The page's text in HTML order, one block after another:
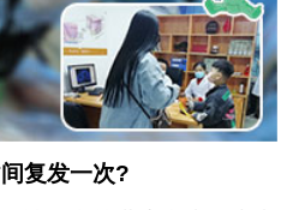
复发一次?